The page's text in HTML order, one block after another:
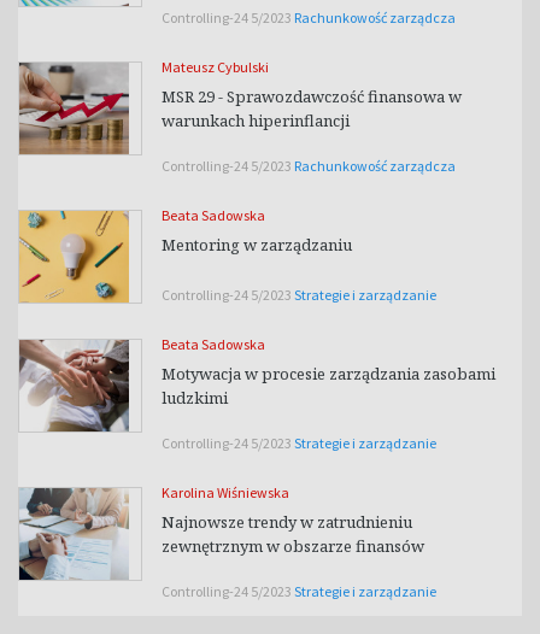
Controlling-24 5/2023 Rachunkowość zarządcza
Mateusz Cybulski
MSR 29 - Sprawozdawczość finansowa w
warunkach hiperinflancji
Controlling-24 5/2023 Rachunkowość zarządcza
Beata Sadowska
Mentoring w zarządzaniu
Controlling-24 5/2023 Strategie i zarządzanie
Beata Sadowska
Motywacja w procesie zarządzania zasobami
ludzkimi
Controlling-24 5/2023 Strategie i zarządzanie
Karolina Wiśniewska
Najnowsze trendy w zatrudnieniu
zewnętrznym w obszarze finansów
Controlling-24 5/2023 Strategie i zarządzanie